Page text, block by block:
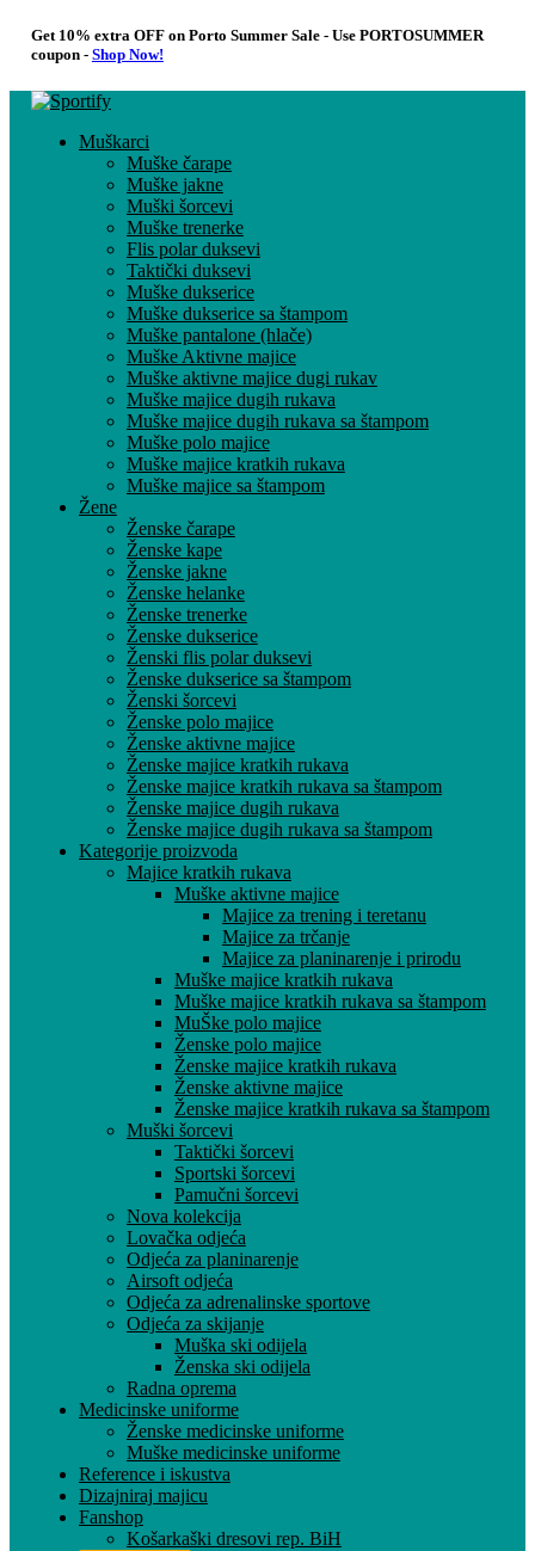
Get 10% extra OFF on Porto Summer Sale - Use PORTOSUMMER
coupon - Shop Now!
Muškarci
Muške čarape
Muške jakne
Muški šorcevi
Muške trenerke
Flis polar duksevi
Taktički duksevi
Muške dukserice
Muške dukserice sa štampom
Muške pantalone (hlače)
Muške Aktivne majice
Muške aktivne majice dugi rukav
Muške majice dugih rukava
Muške majice dugih rukava sa štampom
Muške polo majice
Muške majice kratkih rukava
Muške majice sa štampom
Žene
Ženske čarape
Ženske kape
Ženske jakne
Ženske helanke
Ženske trenerke
Ženske dukserice
Ženski flis polar duksevi
Ženske dukserice sa štampom
Ženski šorcevi
Ženske polo majice
Ženske aktivne majice
Ženske majice kratkih rukava
Ženske majice kratkih rukava sa štampom
Ženske majice dugih rukava
Ženske majice dugih rukava sa štampom
Kategorije proizvoda
Majice kratkih rukava
Muške aktivne majice
Majice za trening i teretanu
Majice za trčanje
Majice za planinarenje i prirodu
Muške majice kratkih rukava
Muške majice kratkih rukava sa štampom
MuŠke polo majice
Ženske polo majice
Ženske majice kratkih rukava
Ženske aktivne majice
Ženske majice kratkih rukava sa štampom
Muški šorcevi
Taktički šorcevi
Sportski šorcevi
Pamučni šorcevi
Nova kolekcija
Lovačka odjeća
Odjeća za planinarenje
Airsoft odjeća
Odjeća za adrenalinske sportove
Odjeća za skijanje
Muška ski odijela
Ženska ski odijela
Radna oprema
Medicinske uniforme
Ženske medicinske uniforme
Muške medicinske uniforme
Reference i iskustva
Dizajniraj majicu
Fanshop
Košarkaški dresovi rep. BiH